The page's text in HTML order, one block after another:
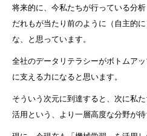
将来的に、今私たちが行っている分
だれもが当たり前のように（自主的
な、と思っています。
全社のデータリテラシーがボトムア
に支える力になると思います。
そういう次元に到達すると、次に私
活用という、より一層高度な分野が待